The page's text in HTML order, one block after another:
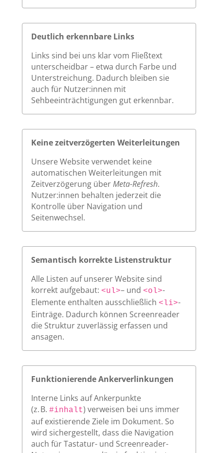
Deutlich erkennbare Links
Links sind bei uns klar vom Fließtext
unterscheidbar – etwa durch Farbe und
Unterstreichung. Dadurch bleiben sie
auch für Nutzer:innen mit
Sehbeeinträchtigungen gut erkennbar.
Keine zeitverzögerten Weiterleitungen
Unsere Website verwendet keine
automatischen Weiterleitungen mit
Zeitverzögerung überMeta-Refresh.
Nutzer:innen behalten jederzeit die
Kontrolle über Navigation und
Seitenwechsel.
Semantisch korrekte Listenstruktur
Alle Listen auf unserer Website sind
korrekt aufgebaut: <ul>– und <ol>-
Elemente enthalten ausschließlich <li>-
Einträge. Dadurch können Screenreader
die Struktur zuverlässig erfassen und
ansagen.
Funktionierende Ankerverlinkungen
Interne Links auf Ankerpunkte
(z. B. #inhalt) verweisen bei uns immer
auf existierende Ziele im Dokument. So
wird sichergestellt, dass die Navigation
auch für Tastatur- und Screenreader-